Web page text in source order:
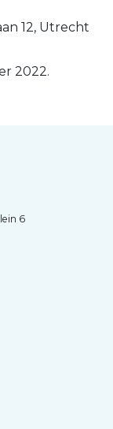
12, Utrecht
2022.
6